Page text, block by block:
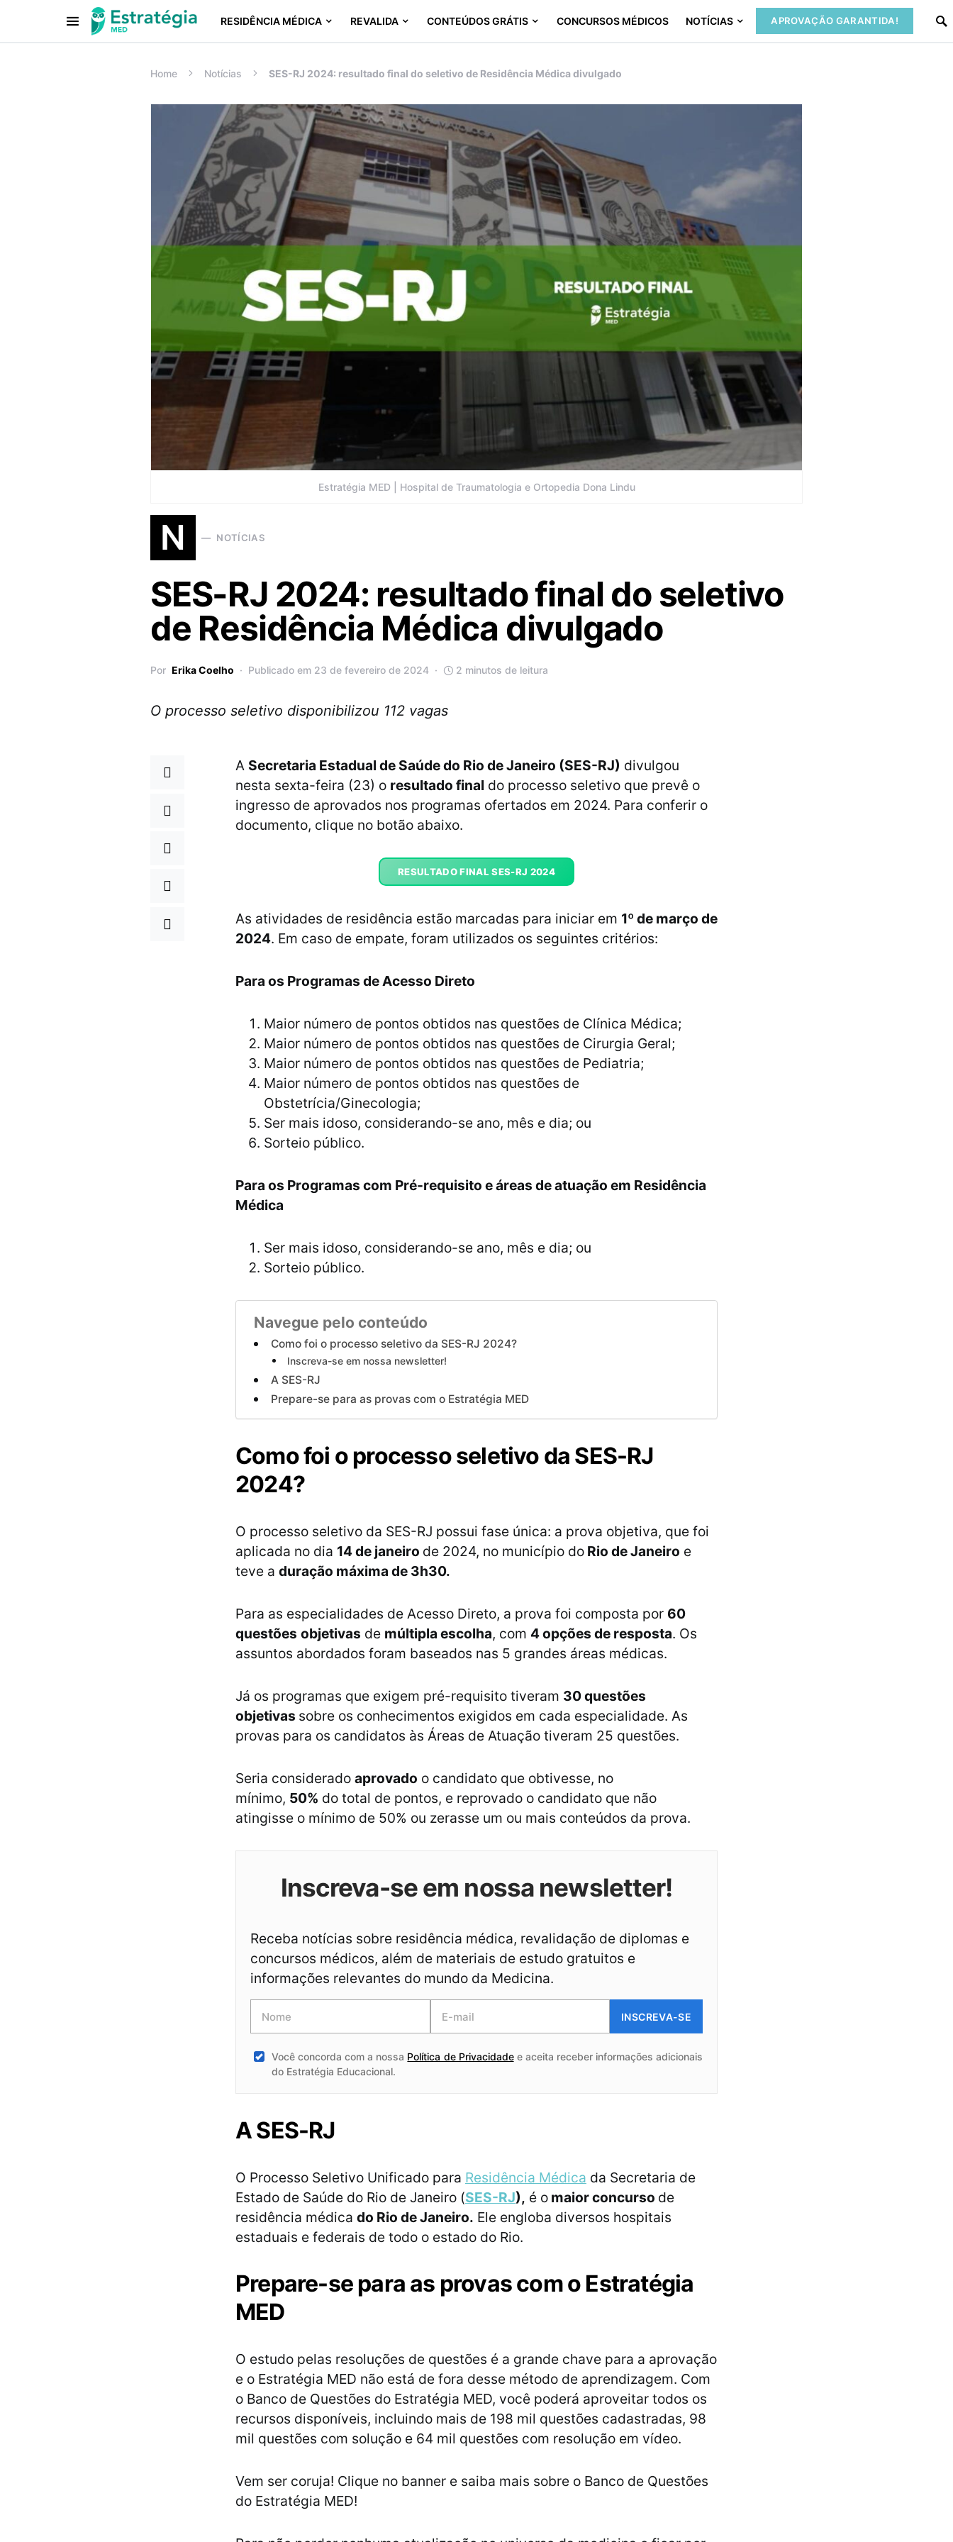
RESIDÊNCIA MÉDICA REVALIDA CONTEÚDOS GRÁTIS CONCURSOS MÉDICOS NOTÍCIAS APROVAÇÃO GARANTIDA!
Procurar:
Home Notícias SES-RJ 2024: resultado final do seletivo de Residência Médica divulgado
Estratégia MED | Hospital de Traumatologia e Ortopedia Dona Lindu
N NOTÍCIAS
SES-RJ 2024: resultado final do seletivo
de Residência Médica divulgado
Por Erika Coelho Publicado em 23 de fevereiro de 2024 2 minutos de leitura
O processo seletivo disponibilizou 112 vagas
A Secretaria Estadual de Saúde do Rio de Janeiro (SES-RJ) divulgou
nesta sexta-feira (23) o resultado final do processo seletivo que prevê o
ingresso de aprovados nos programas ofertados em 2024. Para conferir o
documento, clique no botão abaixo.
RESULTADO FINAL SES-RJ 2024
As atividades de residência estão marcadas para iniciar em 1º de março de
2024. Em caso de empate, foram utilizados os seguintes critérios:
Para os Programas de Acesso Direto
Maior número de pontos obtidos nas questões de Clínica Médica;
Maior número de pontos obtidos nas questões de Cirurgia Geral;
Maior número de pontos obtidos nas questões de Pediatria;
Maior número de pontos obtidos nas questões de
Obstetrícia/Ginecologia;
Ser mais idoso, considerando-se ano, mês e dia; ou
Sorteio público.
Para os Programas com Pré-requisito e áreas de atuação em Residência
Médica
Ser mais idoso, considerando-se ano, mês e dia; ou
Sorteio público.
Navegue pelo conteúdo
Como foi o processo seletivo da SES-RJ 2024?
Inscreva-se em nossa newsletter!
A SES-RJ
Prepare-se para as provas com o Estratégia MED
Como foi o processo seletivo da SES-RJ
2024?
O processo seletivo da SES-RJ possui fase única: a prova objetiva, que foi
aplicada no dia 14 de janeiro de 2024, no município do Rio de Janeiro e
teve a duração máxima de 3h30.
Para as especialidades de Acesso Direto, a prova foi composta por 60
questões objetivas de múltipla escolha, com 4 opções de resposta. Os
assuntos abordados foram baseados nas 5 grandes áreas médicas.
Já os programas que exigem pré-requisito tiveram 30 questões
objetivas sobre os conhecimentos exigidos em cada especialidade. As
provas para os candidatos às Áreas de Atuação tiveram 25 questões.
Seria considerado aprovado o candidato que obtivesse, no
mínimo, 50% do total de pontos, e reprovado o candidato que não
atingisse o mínimo de 50% ou zerasse um ou mais conteúdos da prova.
Inscreva-se em nossa newsletter!
Receba notícias sobre residência médica, revalidação de diplomas e
concursos médicos, além de materiais de estudo gratuitos e
informações relevantes do mundo da Medicina.
INSCREVA-SE
Você concorda com a nossa Política de Privacidadee aceita receber informações adicionais
do Estratégia Educacional.
A SES-RJ
O Processo Seletivo Unificado para Residência Médica da Secretaria de
Estado de Saúde do Rio de Janeiro (SES-RJ), é o maior concurso de
residência médica do Rio de Janeiro. Ele engloba diversos hospitais
estaduais e federais de todo o estado do Rio.
Prepare-se para as provas com o Estratégia
MED
O estudo pelas resoluções de questões é a grande chave para a aprovação
e o Estratégia MED não está de fora desse método de aprendizagem. Com
o Banco de Questões do Estratégia MED, você poderá aproveitar todos os
recursos disponíveis, incluindo mais de 198 mil questões cadastradas, 98
mil questões com solução e 64 mil questões com resolução em vídeo.
Vem ser coruja! Clique no banner e saiba mais sobre o Banco de Questões
do Estratégia MED!